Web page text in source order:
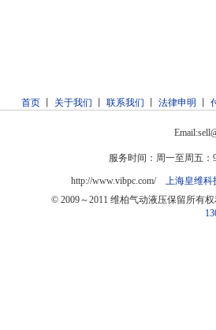
首页丨 关于我们 联系我们 法律申明
服务时间：周一至周五：
http://www.vibpc.com/ 上海皇维科
© 2009～2011 维柏气动液压保留所有